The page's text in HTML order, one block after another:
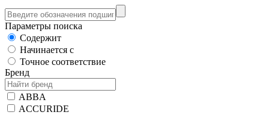
Параметры поиска
Содержит
Начинается с
Точное соответствие
Бренд
ABBA
ACCURIDE